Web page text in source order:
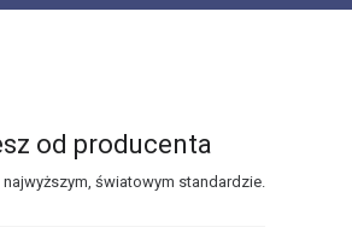
od producenta
najwyższym, światowym standardzie.